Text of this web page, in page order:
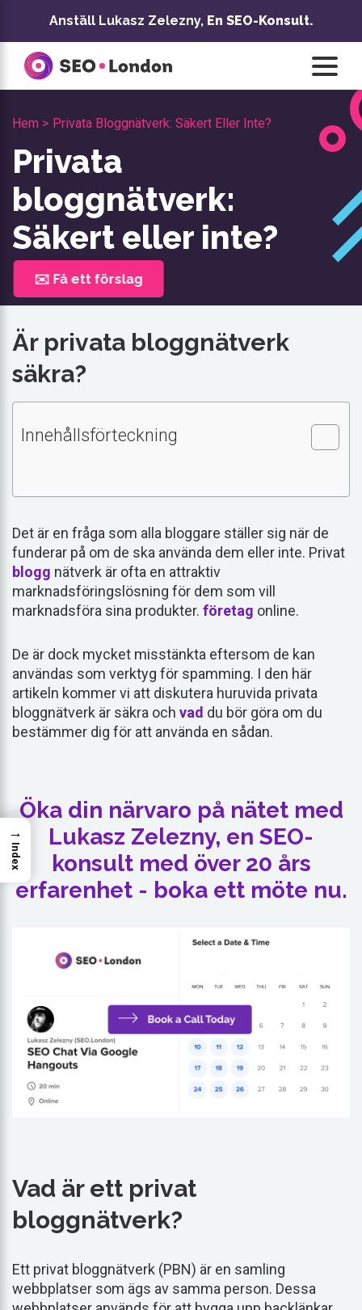
innehåll
Anställ Lukasz Zelezny, En SEO-Konsult.
Hem > Privata Bloggnätverk: Säkert Eller Inte?
Privata
bloggnätverk:
Säkert eller inte?
✉️ Få ett förslag
Är privata bloggnätverk
säkra?
Innehållsförteckning
Det är en fråga som alla bloggare ställer sig när de
funderar på om de ska använda dem eller inte. Privat
blogg nätverk är ofta en attraktiv
marknadsföringslösning för dem som vill
marknadsföra sina produkter. företag online.
De är dock mycket misstänkta eftersom de kan
användas som verktyg för spamming. I den här
artikeln kommer vi att diskutera huruvida privata
bloggnätverk är säkra och vad du bör göra om du
bestämmer dig för att använda en sådan.
Öka din närvaro på nätet med
Lukasz Zelezny, en SEO-
konsult med över 20 års
erfarenhet - boka ett möte nu.
Vad är ett privat
bloggnätverk?
Ett privat bloggnätverk (PBN) är en samling
webbplatser som ägs av samma person. Dessa
→
Index